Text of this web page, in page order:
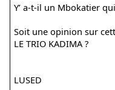
Y’ a-t-il un Mbokatier
Soit une opinion sur
LE TRIO KADIMA ?
LUSED